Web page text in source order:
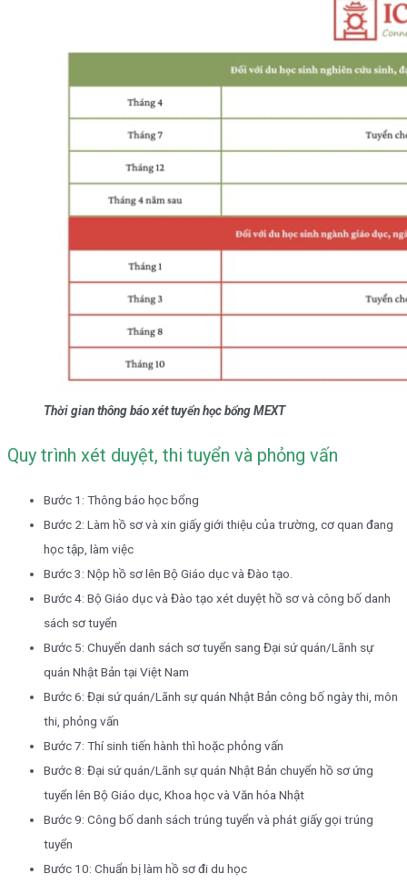
Thời gian thông báo xét tuyển học bổng MEXT
Quy trình xét duyệt, thi tuyển và phỏng vấn
Bước 1: Thông báo học bổng
Bước 2: Làm hồ sơ và xin giấy giới thiệu của trường, cơ quan đang
học tập, làm việc
Bước 3: Nộp hồ sơ lên Bộ Giáo dục và Đào tạo.
Bước 4: Bộ Giáo dục và Đào tạo xét duyệt hồ sơ và công bố danh
sách sơ tuyển
Bước 5: Chuyển danh sách sơ tuyển sang Đại sứ quán/Lãnh sự
quán Nhật Bản tại Việt Nam
Bước 6: Đại sứ quán/Lãnh sự quán Nhật Bản công bố ngày thi, môn
thi, phỏng vấn
Bước 7: Thí sinh tiến hành thì hoặc phỏng vấn
Bước 8: Đại sứ quán/Lãnh sự quán Nhật Bản chuyển hồ sơ ứng
tuyển lên Bộ Giáo dục, Khoa học và Văn hóa Nhật
Bước 9: Công bố danh sách trúng tuyển và phát giấy gọi trúng
tuyển
Bước 10: Chuẩn bị làm hồ sơ đi du học